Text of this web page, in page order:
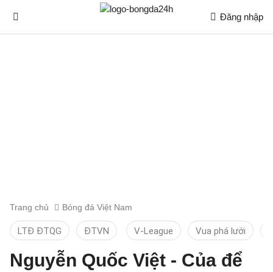
Đăng nhập
Trang chủ Bóng đá Việt Nam
LTĐ ĐTQG ĐTVN V-League Vua phá lưới
Nguyễn Quốc Việt - Của để